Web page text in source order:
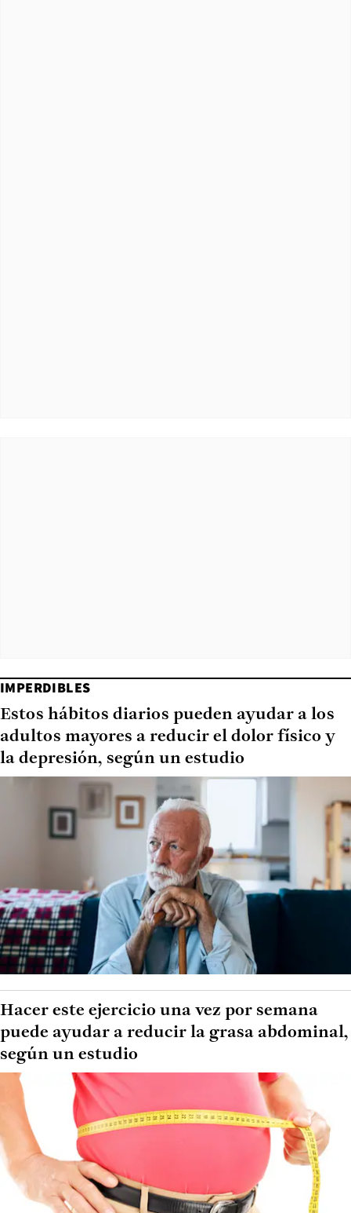
IMPERDIBLES
Estos hábitos diarios pueden ayudar a los
adultos mayores a reducir el dolor físico y
la depresión, según un estudio
Hacer este ejercicio una vez por semana
puede ayudar a reducir la grasa abdominal,
según un estudio